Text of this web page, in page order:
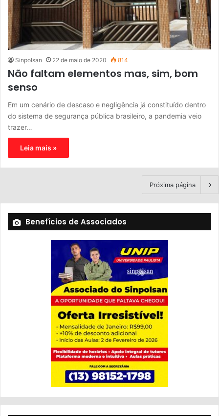
Sinpolsan 22 de maio de 2020 814
Não faltam elementos mas, sim, bom
senso
Em um cenário de descaso e negligência já constituído dentro
do sistema de segurança pública brasileiro, a pandemia veio
trazer…
Leia mais »
Próxima página
Benefícios de Associados